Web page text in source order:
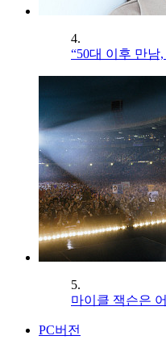
4.
“50대 이후 만남
5.
마이클 잭슨은
PC버전